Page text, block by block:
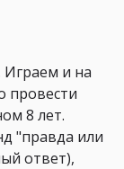
Играем и на
провести
8 лет.
"правда или
ответ),